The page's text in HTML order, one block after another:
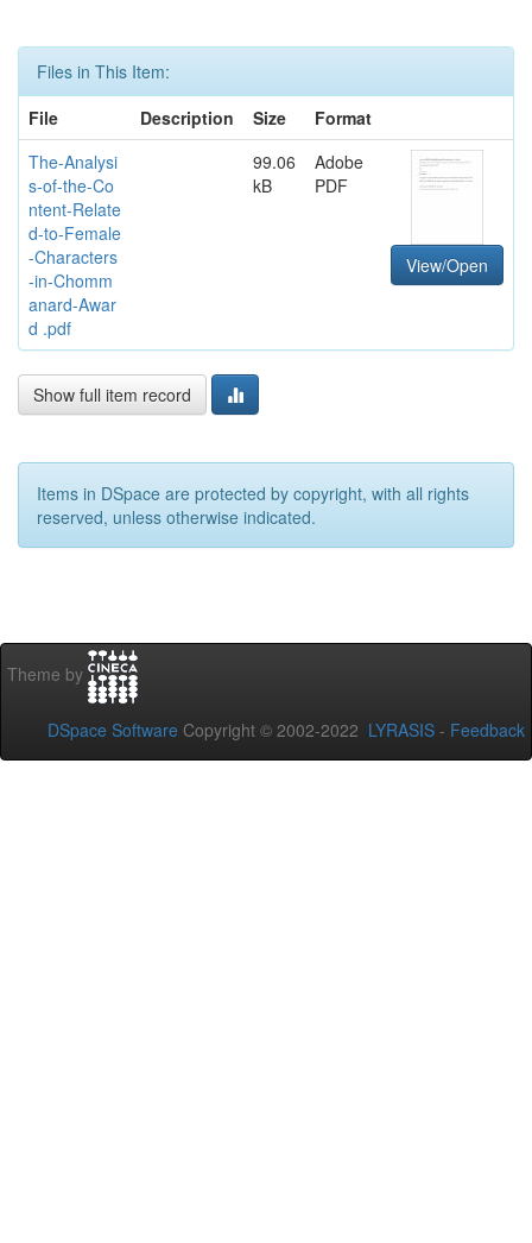
Files in This Item:
File
Description Size
Format
The-Analysi
s-of-the-Co
ntent-Relate
d-to-Female
-Characters
-in-Chomm
anard-Awar
d .pdf
99.06
kB
Adobe
PDF
View/Open
Show full item record
Items in DSpace are protected by copyright, with all rights
reserved, unless otherwise indicated.
Theme by
DSpace Software Copyright © 2002-2022 LYRASIS - Feedback